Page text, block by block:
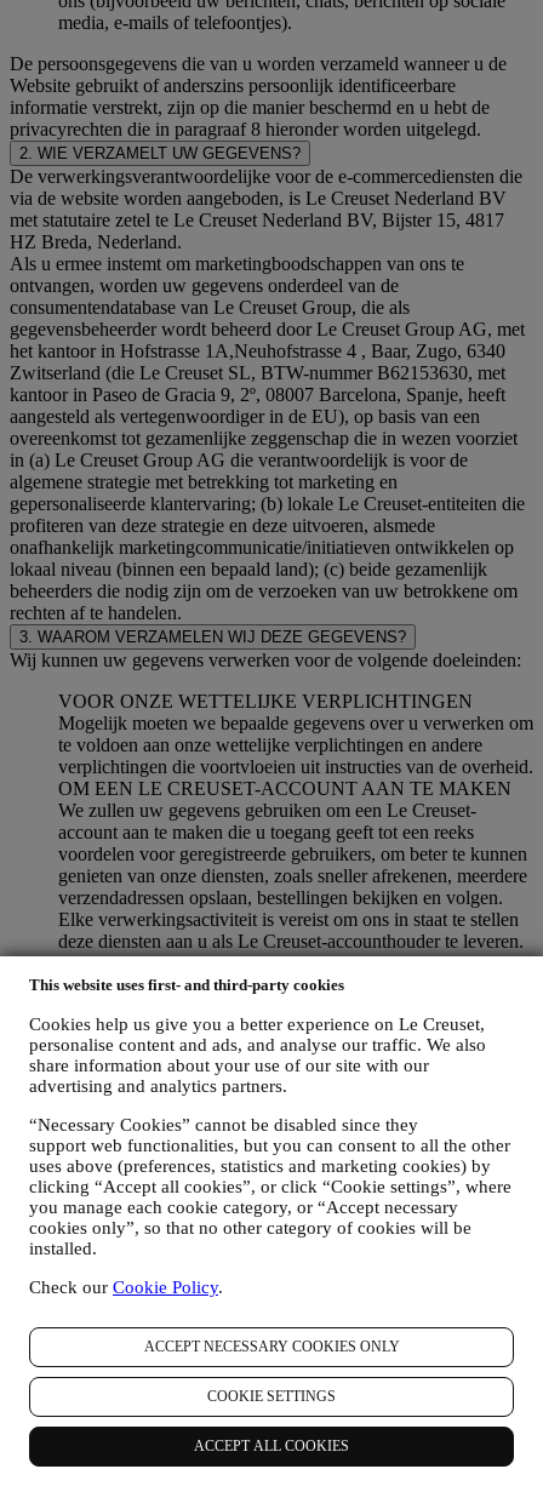
This website uses first- and third-party cookies
Cookies help us give you a better experience on Le Creuset,
personalise content and ads, and analyse our traffic. We also
share information about your use of our site with our
advertising and analytics partners.
“Necessary Cookies” cannot be disabled since they
support web functionalities, but you can consent to all the other
uses above (preferences, statistics and marketing cookies) by
clicking “Accept all cookies”, or click “Cookie settings”, where
you manage each cookie category, or “Accept necessary
cookies only”, so that no other category of cookies will be
installed.
Check our Cookie Policy.
ACCEPT NECESSARY COOKIES ONLY
COOKIE SETTINGS
ACCEPT ALL COOKIES
media, e-mails of telefoontjes).
De persoonsgegevens die van u worden verzameld wanneer u de
Website gebruikt of anderszins persoonlijk identificeerbare
informatie verstrekt, zijn op die manier beschermd en u hebt de
privacyrechten die in paragraaf 8 hieronder worden uitgelegd.
2. WIE VERZAMELT UW GEGEVENS?
De verwerkingsverantwoordelijke voor de e-commercediensten die
via de website worden aangeboden, is Le Creuset Nederland BV
met statutaire zetel te Le Creuset Nederland BV, Bijster 15, 4817
HZ Breda, Nederland.
Als u ermee instemt om marketingboodschappen van ons te
ontvangen, worden uw gegevens onderdeel van de
consumentendatabase van Le Creuset Group, die als
gegevensbeheerder wordt beheerd door Le Creuset Group AG, met
het kantoor in Hofstrasse 1A,Neuhofstrasse 4 , Baar, Zugo, 6340
Zwitserland (die Le Creuset SL, BTW-nummer B62153630, met
kantoor in Paseo de Gracia 9, 2º, 08007 Barcelona, Spanje, heeft
aangesteld als vertegenwoordiger in de EU), op basis van een
overeenkomst tot gezamenlijke zeggenschap die in wezen voorziet
in (a) Le Creuset Group AG die verantwoordelijk is voor de
algemene strategie met betrekking tot marketing en
gepersonaliseerde klantervaring; (b) lokale Le Creuset-entiteiten die
profiteren van deze strategie en deze uitvoeren, alsmede
onafhankelijk marketingcommunicatie/initiatieven ontwikkelen op
lokaal niveau (binnen een bepaald land); (c) beide gezamenlijk
beheerders die nodig zijn om de verzoeken van uw betrokkene om
rechten af te handelen.
3. WAAROM VERZAMELEN WIJ DEZE GEGEVENS?
Wij kunnen uw gegevens verwerken voor de volgende doeleinden:
VOOR ONZE WETTELIJKE VERPLICHTINGEN
Mogelijk moeten we bepaalde gegevens over u verwerken om
te voldoen aan onze wettelijke verplichtingen en andere
verplichtingen die voortvloeien uit instructies van de overheid.
OM EEN LE CREUSET-ACCOUNT AAN TE MAKEN
We zullen uw gegevens gebruiken om een Le Creuset-
account aan te maken die u toegang geeft tot een reeks
voordelen voor geregistreerde gebruikers, om beter te kunnen
genieten van onze diensten, zoals sneller afrekenen, meerdere
verzendadressen opslaan, bestellingen bekijken en volgen.
Elke verwerkingsactiviteit is vereist om ons in staat te stellen
deze diensten aan u als Le Creuset-accounthouder te leveren.
OM UW BESTELLINGEN TE BEHEREN EN OM ONZE
PRODUCTEN, DIENSTEN EN ASSISTENTIE AAN U
Wij zullen uw gegevens gebruiken om onze contractuele
relatie met u, uw aankoop van producten op de Website, uw
gebruik van de Website, eventuele latere hulp na de verkoop
of uw deelname aan onze wedstrijden te beheren. Mogelijk
moeten we bepaalde gegevens over u verwerken voor onze
administratieve doeleinden die verband houden met onze
contractuele relatie met u, zoals de boekhouding, facturering
en controle, verificatie van betaalkaarten, fraudescreening,
veiligheid, beveiliging, systeemtests, onderhoud en statistische
analyse. Af en toe moeten we mogelijk om administratieve of
operationele redenen contact met u opnemen. Bijvoorbeeld
uw persoonsgegevens ook gebruiken om uw verzoeken te
kanalen worden verzonden. Deze verwerkingsactiviteit is
vereist om ons in staat te stellen onze diensten aan u te
leveren. Wij kunnen uw gegevens verwerken op basis van
ons legitiem belang (naar behoren rekening houdend met uw
rechten en vrijheden) om u opvolg-e-mails te sturen in het
geval u artikelen aan onze online winkelwagen hebt
toegevoegd zonder de aankoop af te ronden. Als u de